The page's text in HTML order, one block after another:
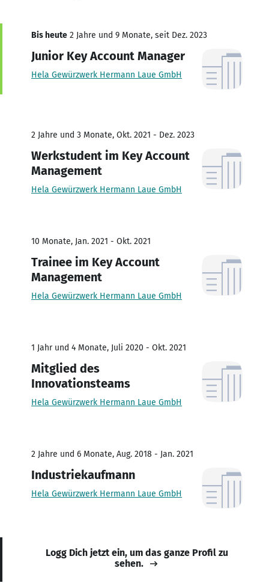
Bis heute 2 Jahre und 9 Monate, seit Dez. 2023
Junior Key Account Manager
Hela Gewürzwerk Hermann Laue GmbH
2 Jahre und 3 Monate, Okt. 2021 - Dez. 2023
Werkstudent im Key Account
Management
Hela Gewürzwerk Hermann Laue GmbH
10 Monate, Jan. 2021 - Okt. 2021
Trainee im Key Account
Management
Hela Gewürzwerk Hermann Laue GmbH
1 Jahr und 4 Monate, Juli 2020 - Okt. 2021
Mitglied des
Innovationsteams
Hela Gewürzwerk Hermann Laue GmbH
2 Jahre und 6 Monate, Aug. 2018 - Jan. 2021
Industriekaufmann
Hela Gewürzwerk Hermann Laue GmbH
Logg Dich jetzt ein, um das ganze Profil zu
sehen.